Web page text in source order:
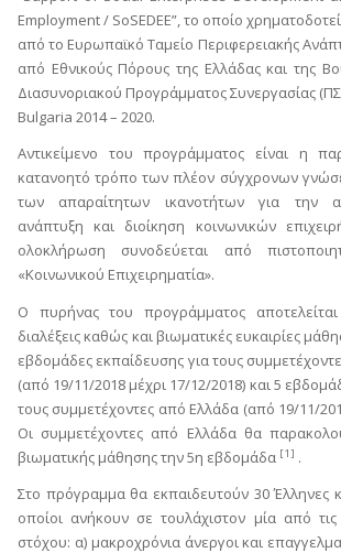
Employment / SoSEDEE”, το οποίο
από το Ευρωπαϊκό Ταμείο Περιφερειακής
από Εθνικούς Πόρους της Ελλάδας και της
Διασυνοριακού Προγράμματος Συνεργασίας
Bulgaria 2014 – 2020.
Αντικείμενο του προγράμματος είναι η
κατανοητό τρόπο των πλέον σύγχρονων
των απαραίτητων ικανοτήτων για την
ανάπτυξη και διοίκηση κοινωνικών
ολοκλήρωση συνοδεύεται από
«Κοινωνικού Επιχειρηματία».
Ο πυρήνας του προγράμματος
διαλέξεις καθώς και βιωματικές ευκαιρίες
εβδομάδες εκπαίδευσης για τους
(από 19/11/2018 μέχρι 17/12/2018) και 5
τους συμμετέχοντες από Ελλάδα (από 19/11/
Οι συμμετέχοντες από Ελλάδα θα
βιωματικής μάθησης την 5η εβδομάδα [1] .
Στο πρόγραμμα θα εκπαιδευτούν 30 Έλληνες
οποίοι ανήκουν σε τουλάχιστον μία από
στόχου: α) μακροχρόνια άνεργοι και